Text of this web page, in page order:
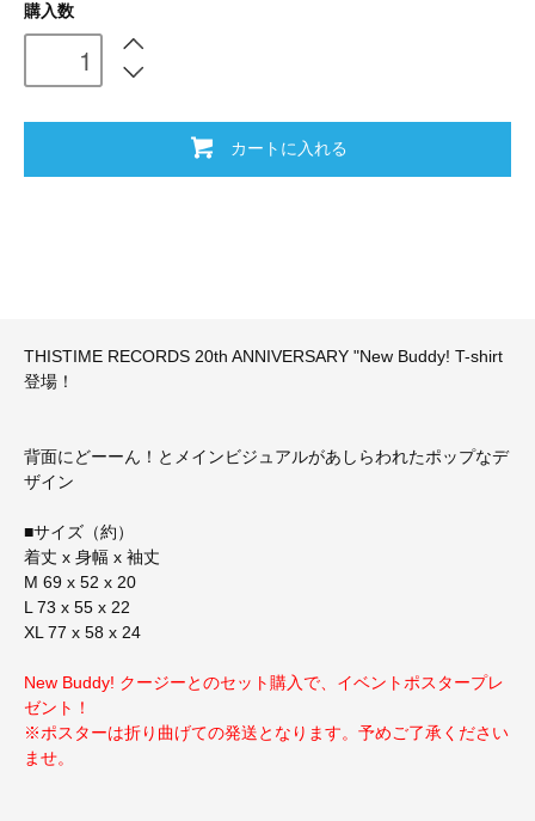
購入数
カートに入れる
THISTIME RECORDS 20th ANNIVERSARY "New Buddy! T-shirt
登場！
背面にどーーん！とメインビジュアルがあしらわれたポップなデ
ザイン
■サイズ（約）
着丈 x 身幅 x 袖丈
M 69 x 52 x 20
L 73 x 55 x 22
XL 77 x 58 x 24
New Buddy! クージーとのセット購入で、イベントポスタープレ
ゼント！
※ポスターは折り曲げての発送となります。予めご了承ください
ませ。